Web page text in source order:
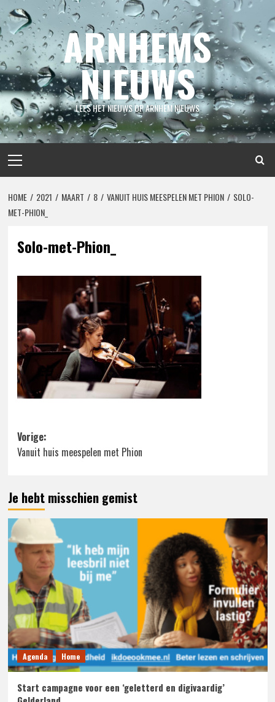
Spring
naar
inhoud
ARNHEMS
NIEUWS
LEES HET NIEUWS OP ARNHEM NIEUWS
menu
HOME 2021 MAART 8 VANUIT HUIS MEESPELEN MET PHION
SOLO-
MET-PHION_
Solo-met-Phion_
Bericht
navigatie
Vorige:
Vanuit huis meespelen met Phion
Je hebt misschien gemist
Agenda Home
Start campagne voor een ‘geletterd en digivaardig’